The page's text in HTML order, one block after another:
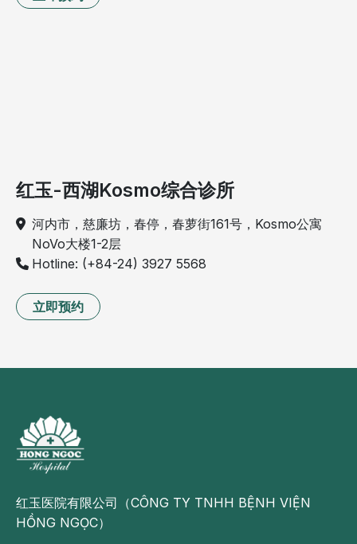
红玉-西湖Kosmo综合诊所
河内市，慈廉坊，春停，春萝街161号，Kosmo公寓
NoVo大楼1-2层
Hotline: (+84-24) 3927 5568
立即预约
红玉医院有限公司（CÔNG TY TNHH BỆNH VIỆN
HỒNG NGỌC）